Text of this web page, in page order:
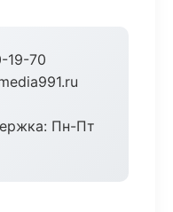
19-70
Пн-Пт